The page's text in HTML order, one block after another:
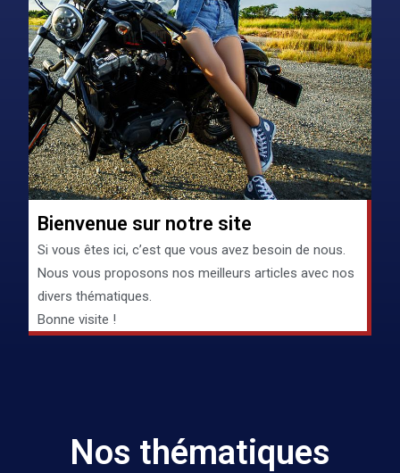
Bienvenue sur notre site
Si vous êtes ici, c’est que vous avez besoin de nous.
Nous vous proposons nos meilleurs articles avec nos
divers thématiques.
Bonne visite !
Nos thématiques